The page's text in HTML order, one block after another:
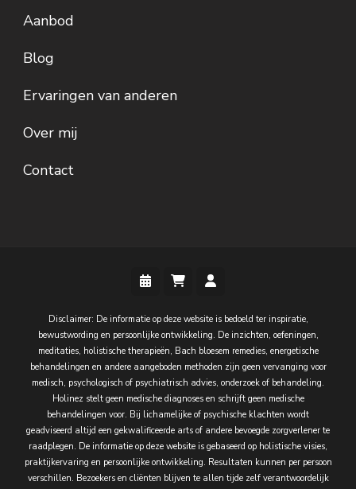
Aanbod
Blog
Ervaringen van anderen
Over mij
Contact
Disclaimer: De informatie op deze website is bedoeld ter inspiratie,
bewustwording en persoonlijke ontwikkeling. De inzichten, oefeningen,
meditaties, holistische therapieën, Bach bloesem remedies, energetische
behandelingen en andere aangeboden methoden zijn geen vervanging voor
medisch, psychologisch of psychiatrisch advies, onderzoek of behandeling.
Holinez stelt geen medische diagnoses en schrijft geen medische
behandelingen voor. Bij lichamelijke of psychische klachten wordt
geadviseerd altijd een gekwalificeerde arts of andere bevoegde zorgverlener te
raadplegen. De informatie op deze website is gebaseerd op holistische visies,
praktijkervaring en persoonlijke ontwikkeling. Resultaten kunnen per persoon
verschillen. Bezoekers en cliënten blijven te allen tijde zelf verantwoordelijk